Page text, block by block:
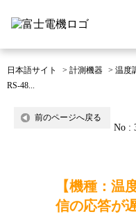
日本語サイト > 計測機器 > 温度
RS-48...
前のページへ戻る
No :
【機種：温
信の応答が